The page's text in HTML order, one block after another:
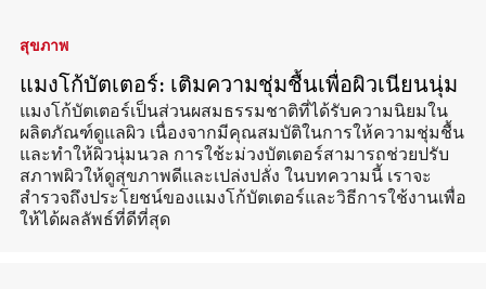
สุขภาพ
แมงโก้บัตเตอร์: เติมความชุ่มชื้นเพื่อผิวเนียนนุ่ม
แมงโก้บัตเตอร์เป็นส่วนผสมธรรมชาติที่ได้รับความนิยมใน
ผลิตภัณฑ์ดูแลผิว เนื่องจากมีคุณสมบัติในการให้ความชุ่มชื้น
และทำให้ผิวนุ่มนวล การใช้ะม่วงบัตเตอร์สามารถช่วยปรับ
สภาพผิวให้ดูสุขภาพดีและเปล่งปลั่ง ในบทความนี้ เราจะ
สำรวจถึงประโยชน์ของแมงโก้บัตเตอร์และวิธีการใช้งานเพื่อ
ให้ได้ผลลัพธ์ที่ดีที่สุด